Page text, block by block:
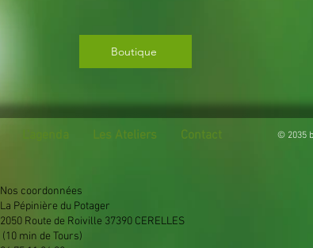
Boutique
L'agenda Les Ateliers Contact © 2035
Nos coordonnées
La Pépinière du Potager
2050 Route de Roiville 37390 CERELLES
(10 min de Tours)